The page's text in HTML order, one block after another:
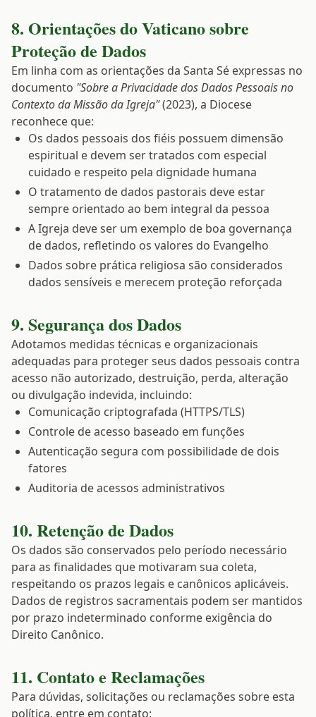
8. Orientações do Vaticano sobre
Proteção de Dados
Em linha com as orientações da Santa Sé expressas no
documento "Sobre a Privacidade dos Dados Pessoais no
Contexto da Missão da Igreja"(2023), a Diocese
reconhece que:
Os dados pessoais dos fiéis possuem dimensão
espiritual e devem ser tratados com especial
cuidado e respeito pela dignidade humana
O tratamento de dados pastorais deve estar
sempre orientado ao bem integral da pessoa
A Igreja deve ser um exemplo de boa governança
de dados, refletindo os valores do Evangelho
Dados sobre prática religiosa são considerados
dados sensíveis e merecem proteção reforçada
9. Segurança dos Dados
Adotamos medidas técnicas e organizacionais
adequadas para proteger seus dados pessoais contra
acesso não autorizado, destruição, perda, alteração
ou divulgação indevida, incluindo:
Comunicação criptografada (HTTPS/TLS)
Controle de acesso baseado em funções
Autenticação segura com possibilidade de dois
fatores
Auditoria de acessos administrativos
10. Retenção de Dados
Os dados são conservados pelo período necessário
para as finalidades que motivaram sua coleta,
respeitando os prazos legais e canônicos aplicáveis.
Dados de registros sacramentais podem ser mantidos
por prazo indeterminado conforme exigência do
Direito Canônico.
11. Contato e Reclamações
Para dúvidas, solicitações ou reclamações sobre esta
política, entre em contato: